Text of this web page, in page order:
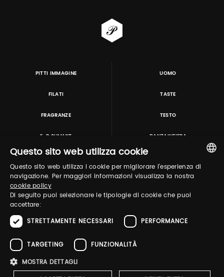
PITTI IMMAGINE UOMO
FILATI TASTE
FRAGRANZE TESTO
E-P SUMMIT DANZAINFIERA
TUTORING & CONSULTING
Pitti Immagine S.r.l. P.I./CF 03443240480 Capitale sociale 648.457 € N° iscriz. Reg.
imprese Firenze REA FI-363274 ·
Whistleblowing ·Cookies Policy
ITALIAN
Questo sito web utilizza cookie
Questo sito web utilizza i cookie per migliorare l'esperienza di
navigazione. Per maggiori informazioni visualizza la nostra
cookie policy
Di seguito puoi selezionare le tipologie di cookie che puoi
accettare:
STRETTAMENTE NECESSARI
PERFORMANCE
TARGETING
FUNZIONALITÀ
MOSTRA DETTAGLI